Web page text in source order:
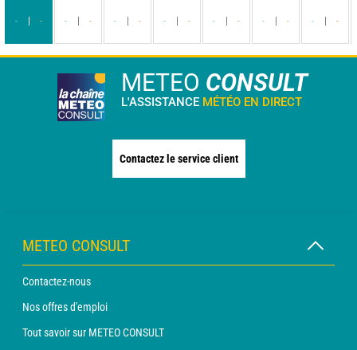
- - - - - - - - - - - - - -
METEO CONSULT
L'ASSISTANCE MÉTÉO EN DIRECT
Contactez le service client
METEO CONSULT
Contactez-nous
Nos offres d'emploi
Tout savoir sur METEO CONSULT